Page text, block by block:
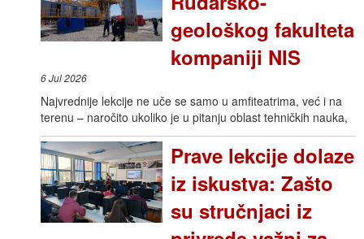
geološkog fakulteta
kompaniji NIS
6 Jul 2026
Najvrednije lekcije ne uče se samo u amfiteatrima, već i na
terenu – naročito ukoliko je u pitanju oblast tehničkih nauka,
Prave lekcije dolaze
iz iskustva: Zašto
su stručnjaci iz